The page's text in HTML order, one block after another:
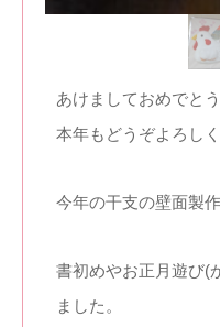
あけましておめでと
本年もどうぞよろし
今年の干支の壁面製作
書初めやお正月遊び(
ました。